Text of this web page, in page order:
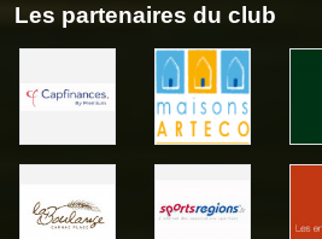
Les partenaires du club